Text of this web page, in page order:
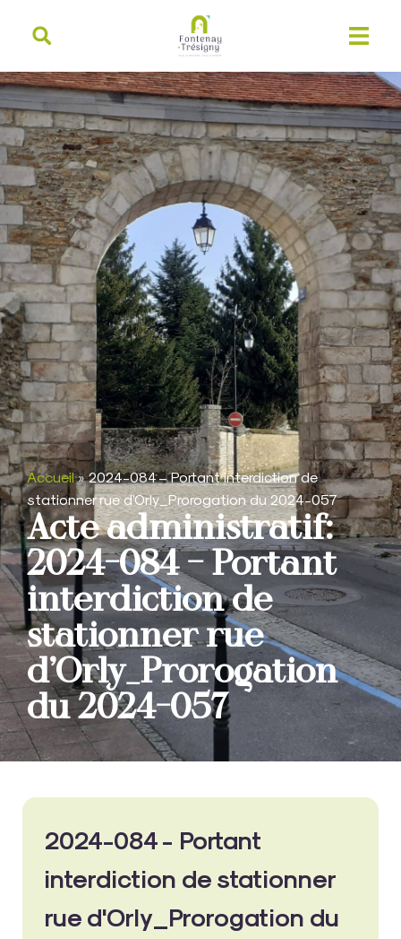
principal
Accueil»2024-084 – Portant interdiction de
stationner rue d’Orly_Prorogation du 2024-057
Acte administratif:
2024-084 – Portant
interdiction de
stationner rue
d’Orly_Prorogation
du 2024-057
2024-084 - Portant
interdiction de stationner
rue d'Orly_Prorogation du